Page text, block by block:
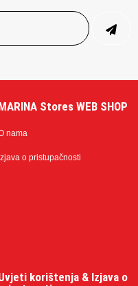
Stores WEB SHOP
nama
Izjava o pristupačnosti
korištenja & Izjava o